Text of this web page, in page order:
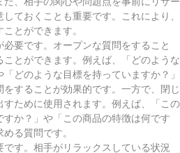
ておくことも重要です。これにより、
とができます。
要です。オープンな質問をすること
とができます。例えば、「どのような
どのような目標を持っていますか？」
することが効果的です。一方で、閉じ
ために使用されます。例えば、「この
か？」や「この商品の特徴は何です
る質問です。
す。相手がリラックスしている状況